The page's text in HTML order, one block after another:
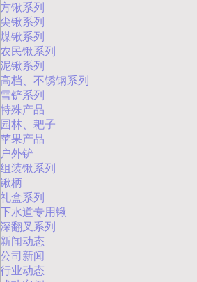
方锹系列
尖锹系列
煤锹系列
农民锹系列
泥锹系列
高档、不锈钢系列
雪铲系列
特殊产品
园林、耙子
苹果产品
户外铲
组装锹系列
锹柄
礼盒系列
下水道专用锹
深翻叉系列
新闻动态
公司新闻
行业动态